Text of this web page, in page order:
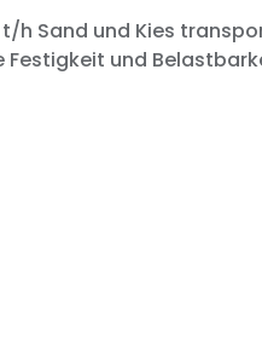
h Sand und Kies
und